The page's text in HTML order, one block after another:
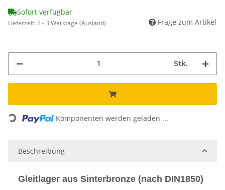
Sofort verfügbar
Lieferzeit:2 - 3 Werktage (Ausland) Frage zum Artikel
Stk.
Loading... Komponenten werden geladen ...
Beschreibung
Gleitlager aus Sinterbronze (nach DIN1850)